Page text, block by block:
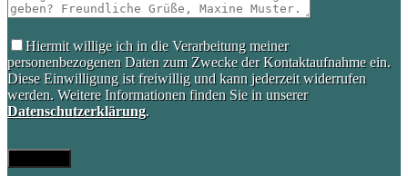
Hiermit willige ich in die Verarbeitung meiner
personenbezogenen Daten zum Zwecke der Kontaktaufnahme ein.
Diese Einwilligung ist freiwillig und kann jederzeit widerrufen
werden. Weitere Informationen finden Sie in unserer
Datenschutzerklärung.